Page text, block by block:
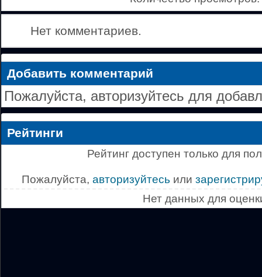
Нет комментариев.
Добавить комментарий
Пожалуйста, авторизуйтесь для
Рейтинги
Рейтинг доступен только для
Пожалуйста, авторизуйтесь или
Нет данных для